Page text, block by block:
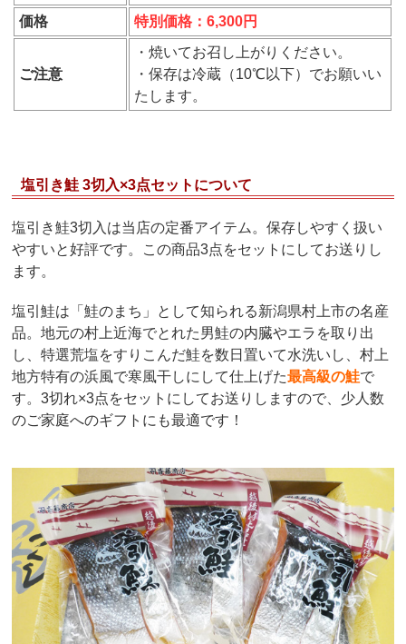
価格
特別価格：6,300円
ご注意
・焼いてお召し上がりください。
・保存は冷蔵（10℃以下）でお願いい
たします。
塩引き鮭 3切入×3点セットについて
塩引き鮭3切入は当店の定番アイテム。保存しやすく扱い
やすいと好評です。この商品3点をセットにしてお送りし
ます。
塩引鮭は「鮭のまち」として知られる新潟県村上市の名産
品。地元の村上近海でとれた男鮭の内臓やエラを取り出
し、特選荒塩をすりこんだ鮭を数日置いて水洗いし、村上
地方特有の浜風で寒風干しにして仕上げた最高級の鮭で
す。3切れ×3点をセットにしてお送りしますので、少人数
のご家庭へのギフトにも最適です！